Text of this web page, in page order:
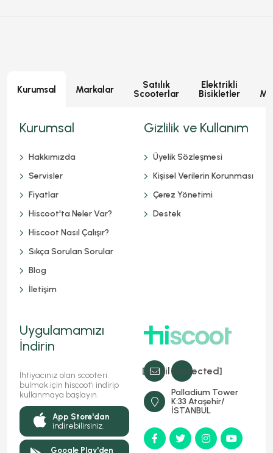
Kurumsal Markalar
Satılık
Scooterlar
Elektrikli
Bisikletler
[email protected]
Palladium Tower
K:33 Ataşehir/
İSTANBUL
Kurumsal
Hakkımızda
Servisler
Fiyatlar
Hiscoot'ta Neler Var?
Hiscoot Nasıl Çalışır?
Sıkça Sorulan Sorular
Blog
İletişim
Gizlilik ve Kullanım
Üyelik Sözleşmesi
Kişisel Verilerin Korunması
Çerez Yönetimi
Destek
Uygulamamızı
İndirin
İhtiyacınız olan scooteri
bulmak için hiscoot'ı indirip
kullanmaya başlayın.
App Store'dan
indirebilirsiniz.
Google Play'den